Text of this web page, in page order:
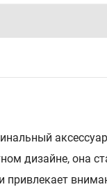
дизайне, она
привлекает